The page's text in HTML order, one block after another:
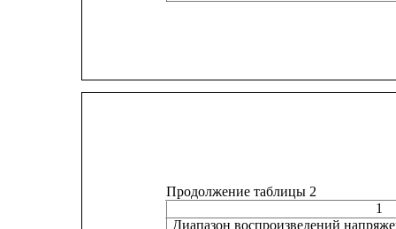
Продолжение таблицы 2
1
Диапазон воспроизведений